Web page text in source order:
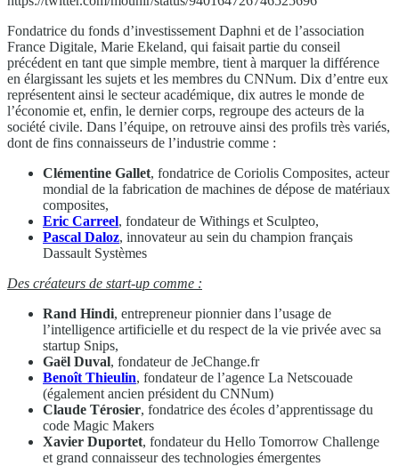
Fondatrice du fonds d’investissement Daphni et de l’association
France Digitale, Marie Ekeland, qui faisait partie du conseil
précédent en tant que simple membre, tient à marquer la différence
en élargissant les sujets et les membres du CNNum. Dix d’entre eux
représentent ainsi le secteur académique, dix autres le monde de
l’économie et, enfin, le dernier corps, regroupe des acteurs de la
société civile. Dans l’équipe, on retrouve ainsi des profils très variés,
dont de fins connaisseurs de l’industrie comme :
Clémentine Gallet, fondatrice de Coriolis Composites, acteur
mondial de la fabrication de machines de dépose de matériaux
composites,
Eric Carreel, fondateur de Withings et Sculpteo,
Pascal Daloz, innovateur au sein du champion français
Dassault Systèmes
Des créateurs de start-up comme :
Rand Hindi, entrepreneur pionnier dans l’usage de
l’intelligence artificielle et du respect de la vie privée avec sa
startup Snips,
Gaël Duval, fondateur de JeChange.fr
Benoît Thieulin, fondateur de l’agence La Netscouade
(également ancien président du CNNum)
Claude Térosier, fondatrice des écoles d’apprentissage du
code Magic Makers
Xavier Duportet, fondateur du Hello Tomorrow Challenge
et grand connaisseur des technologies émergentes